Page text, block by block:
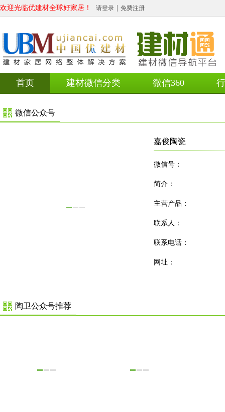
欢迎光临优建材全球好家居！ 请登录 免费注册
首页 建材微信分类 微信360
微信公众号
嘉俊陶瓷
微信号：
简介：
主营产品：
联系人：
联系电话：
网址：
陶卫公众号推荐